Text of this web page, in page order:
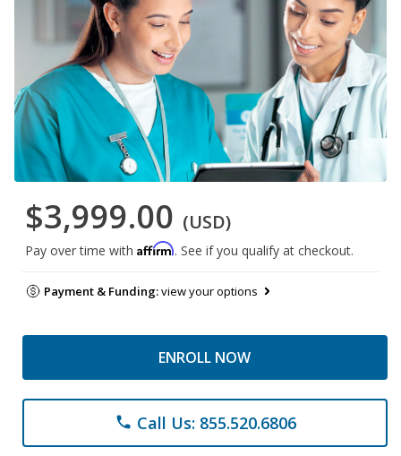
$3,999.00 (USD)
Pay over time with Affirm. See if you qualify at checkout.
Payment & Funding:view your options
ENROLL NOW
phone Call Us: 855.520.6806